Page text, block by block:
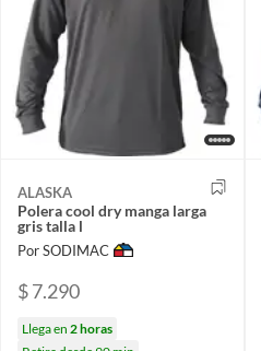
ALASKA
Polera cool dry manga larga
gris talla l
Por SODIMAC
$ 7.290
Llega en 2 horas